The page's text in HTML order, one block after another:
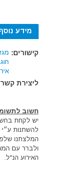
מידע
קישורים:
ליצירת
חשוב
יש לקחת
להשתנות ע״י
המלצתנו
ולברר עם
האירוע הנ"ל.